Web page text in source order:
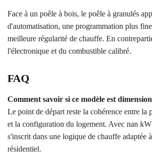
Face à un poêle à bois, le poêle à granulés
d'automatisation, une programmation plus
meilleure régularité de chauffe. En
l'électronique et du combustible calibré.
FAQ
Comment savoir si ce modèle est
Le point de départ reste la cohérence entre la
et la configuration du logement. Avec nan
s'inscrit dans une logique de chauffe adaptée
résidentiel.